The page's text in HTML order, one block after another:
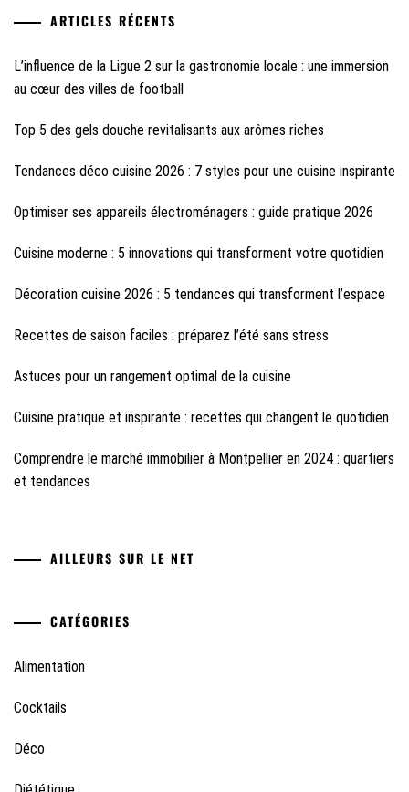
ARTICLES RÉCENTS
L’influence de la Ligue 2 sur la gastronomie locale : une immersion
au cœur des villes de football
Top 5 des gels douche revitalisants aux arômes riches
Tendances déco cuisine 2026 : 7 styles pour une cuisine inspirante
Optimiser ses appareils électroménagers : guide pratique 2026
Cuisine moderne : 5 innovations qui transforment votre quotidien
Décoration cuisine 2026 : 5 tendances qui transforment l’espace
Recettes de saison faciles : préparez l’été sans stress
Astuces pour un rangement optimal de la cuisine
Cuisine pratique et inspirante : recettes qui changent le quotidien
Comprendre le marché immobilier à Montpellier en 2024 : quartiers
et tendances
AILLEURS SUR LE NET
CATÉGORIES
Alimentation
Cocktails
Déco